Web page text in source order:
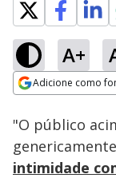
A+
Adicione como
Ativar
"O público
intimidade